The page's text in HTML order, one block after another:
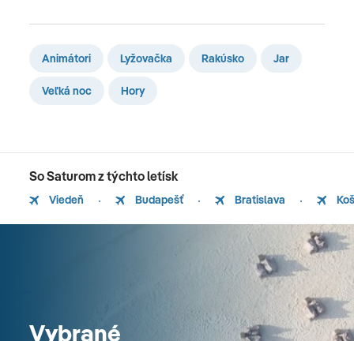
Animátori Lyžovačka Rakúsko Jar
Veľká noc Hory
So Saturom z týchto letísk
Viedeň Budapešť Bratislava
Vybrané